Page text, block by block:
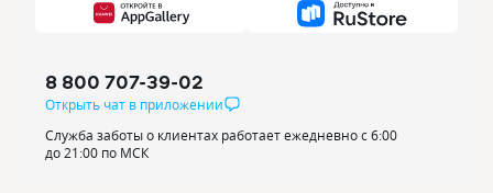
8 800 707-39-02
Открыть чат в приложении
Служба заботы о клиентах работает ежедневно с 6:00
до 21:00 по МСК